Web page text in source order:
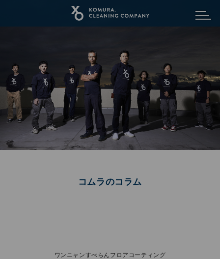
メニ
コムラのコラム
ワンニャンすべらんフロアコーティング